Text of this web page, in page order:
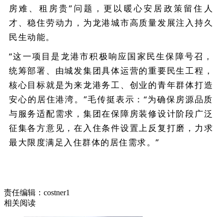
房难、租房贵”问题，更以暖心安居政策留住人
才、稳住劳动力，为龙港城市高质量发展注入持久
民生动能。
“这一项目是龙港市积极响应国家民生保障号召，
统筹部署、由城发集团具体运营的重要民生工程，
核心目标就是为来龙港务工、创业的青年群体打造
安心的居住港湾。”毛传挺表示：“为确保房源品质
与服务适配需求，集团在保障房装修设计阶段广泛
征集各方意见，在入住条件设置上反复打磨，力求
最大限度满足入住群体的居住需求。”
责任编辑：costner1
相关阅读